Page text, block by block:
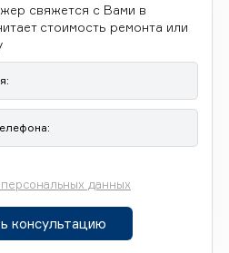
свяжется с Вами в
стоимость ремонта или
данных
консультацию